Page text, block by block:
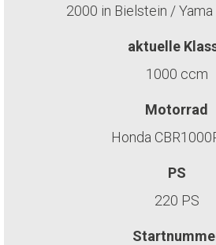
2000 in Bielstein /
aktuelle
1000 ccm
Motorrad
Honda
PS
220 PS